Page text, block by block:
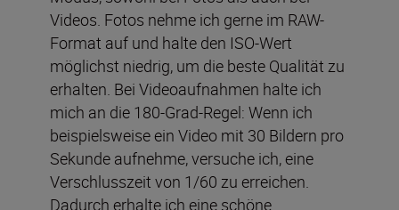
Videos. Fotos nehme ich gerne im RAW-
Format auf und halte den ISO-Wert
möglichst niedrig, um die beste Qualität zu
erhalten. Bei Videoaufnahmen halte ich
mich an die 180-Grad-Regel: Wenn ich
beispielsweise ein Video mit 30 Bildern pro
Sekunde aufnehme, versuche ich, eine
Verschlusszeit von 1/60 zu erreichen.
Dadurch erhalte ich eine schöne